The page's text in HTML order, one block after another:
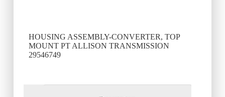
HOUSING ASSEMBLY-CONVERTER, TOP
MOUNT PT ALLISON TRANSMISSION
29546749